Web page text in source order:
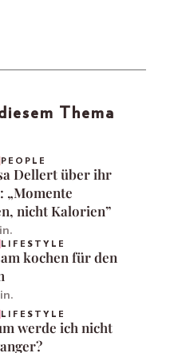
Thema
PEOPLE
Dellert über ihr
„Momente
nicht Kalorien”
LIFESTYLE
kochen für den
LIFESTYLE
werde ich nicht